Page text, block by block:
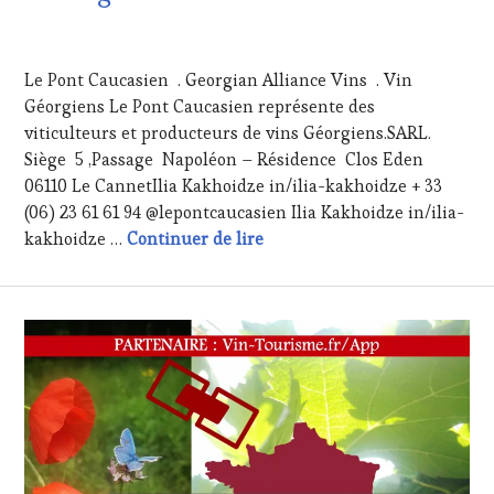
GUEST,
INVITATIONS
&
DÉGUSTATIONS,
WINE
TASTING
JEU,
MÉDIAS,
ÉCRITE,
TV,
WEB,
OENOTOURISME
,
PARTENAIRES
VIN
TOURISME
PRODUCTEURS
TERROIR,
2025
Le Pont Caucasien . Georgian Alliance Vins . Vin
Géorgiens Le Pont Caucasien représente des
viticulteurs et producteurs de vins Géorgiens.SARL.
Siège 5 ,Passage Napoléon – Résidence Clos Eden
06110 Le CannetIlia Kakhoidze in/ilia-kakhoidze + 33
(06) 23 61 61 94 @lepontcaucasien Ilia Kakhoidze in/ilia-
kakhoidze …Continuer de lireExcursion gourmande de la